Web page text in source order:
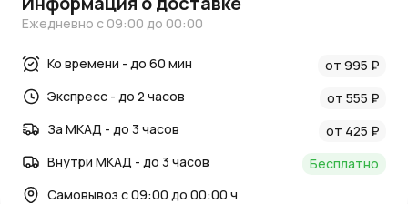
Ежедневно с 09:00 до 00:00
Ко времени - до 60 мин
от 995 ₽
Экспресс - до 2 часов
от 555 ₽
За МКАД - до 3 часов
от 425 ₽
Внутри МКАД - до 3 часов
Бесплатно
Самовывоз с 09:00 до 00:00 ч